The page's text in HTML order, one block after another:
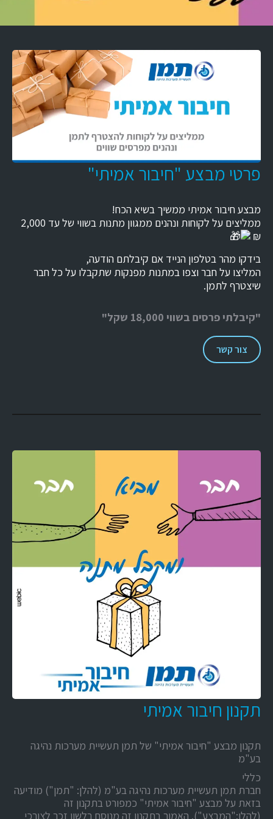
פרטי מבצע "חיבור אמיתי"
מבצע חיבור אמיתי ממשיך בשיא הכח!
ממליצים על לקוחות ונהנים ממגוון מתנות בשווי של עד 2,000
₪
בידקו מהר בטלפון הנייד אם קיבלתם הודעה,
המליצו על חבר וצפו במתנות מפנקות שתקבלו על כל חבר
שיצטרף לתמן.
"קיבלתי פרסים בשווי 18,000 שקל"
צור קשר
תקנון חיבור אמיתי
תקנון מבצע "חיבור אמיתי" של תמן תעשיית מערכות נהיגה
בע"מ
כללי
חברת תמן תעשיית מערכות נהיגה בע"מ (להלן: "תמן") מודיעה
בזאת על מבצע "חיבור אמיתי" כמפורט בתקנון זה
(להלן:"המבצע"). האמור בתקנון זה מנוסח בלשון זכר לצורכי